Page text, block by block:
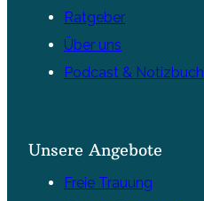
Ratgeber
Über uns
Podcast & Notizbuch
Unsere Angebote
Freie Trauung